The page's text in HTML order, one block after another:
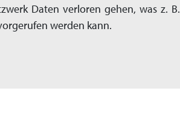
Daten verloren gehen, was z. B.
werden kann.